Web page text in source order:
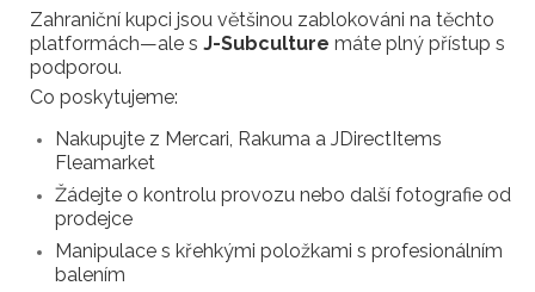
Zahraniční kupci jsou většinou zablokováni na těchto
platformách—ale s J-Subculture máte plný přístup s
podporou.
Co poskytujeme:
Nakupujte z Mercari, Rakuma a JDirectItems
Fleamarket
Žádejte o kontrolu provozu nebo další fotografie od
prodejce
Manipulace s křehkými položkami s profesionálním
balením